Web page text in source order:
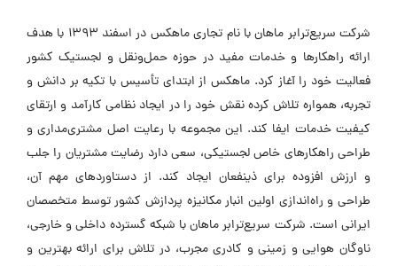
شرکت سریع‌ترابر ماهان با نام تجاری ماهکس در اسفند ۱۳۹۳ با هدف
ارائه راهکارها و خدمات مفید در حوزه حمل‌ونقل و لجستیک کشور
فعالیت خود را آغاز کرد. ماهکس از ابتدای تأسیس با تکیه بر دانش و
تجربه، همواره تلاش کرده نقش خود را در ایجاد نظامی کارآمد و ارتقای
کیفیت خدمات ایفا کند. این مجموعه با رعایت اصل مشتری‌مداری و
طراحی راهکارهای خاص لجستیکی، سعی دارد رضایت مشتریان را جلب
و ارزش افزوده برای ذینفعان ایجاد کند. از دستاوردهای مهم آن،
طراحی و راه‌اندازی اولین انبار مکانیزه پردازش کشور توسط متخصصان
ایرانی است. شرکت سریع‌ترابر ماهان با شبکه گسترده داخلی و خارجی،
ناوگان هوایی و زمینی و کادری مجرب، در تلاش برای ارائه بهترین و